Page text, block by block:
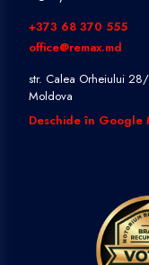
+373 68 370 555
office@remax.md
str. Calea Orheiului
Moldova
Deschide în Google